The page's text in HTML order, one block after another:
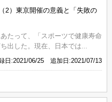
2）東京開催の意義と「失敗の
たって、「スポーツで健康寿命
出した。現在、日本では...
日:2021/06/25 追加日:2021/07/13